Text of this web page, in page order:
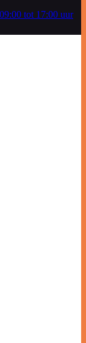
tot 17:00 uur